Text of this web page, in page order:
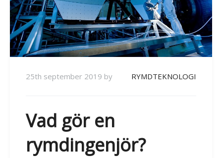
25th september 2019 by RYMDTEKNOLOGI
Vad gör en
rymdingenjör?